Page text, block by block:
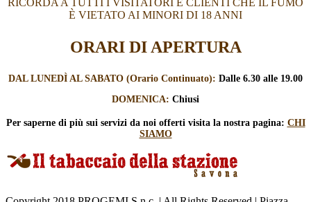
È VIETATO AI MINORI DI 18 ANNI
ORARI DI APERTURA
DAL LUNEDÌ AL SABATO (Orario Continuato): Dalle 6.30 alle 19.00
DOMENICA: Chiusi
Per saperne di più sui servizi da noi offerti visita la nostra pagina: CHI
SIAMO